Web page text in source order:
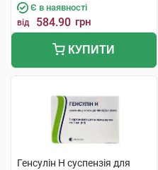
Є в наявності
від 584.90 грн
КУПИТИ
Генсулін Н суспензія для